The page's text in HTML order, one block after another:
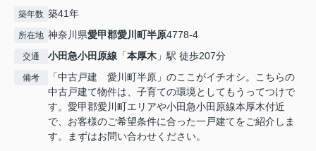
築年数 築41年
所在地 神奈川県愛甲郡愛川町半原4778-4
交通 小田急小田原線 「本厚木 」駅 徒歩207分
備考
「中古戸建 愛川町半原」のここがイチオシ。こちらの
中古戸建て物件は、子育ての環境としてもうってつけで
す。愛甲郡愛川町エリアや小田急小田原線本厚木付近
で、お客様のご希望条件に合った一戸建てをご紹介しま
す。まずはお問い合わせください。